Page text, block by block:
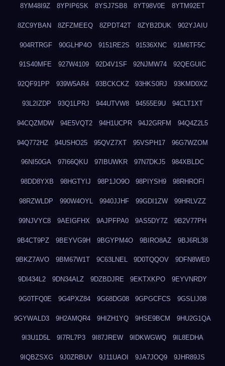
8YM48I9Z 8YPIP6SK 8YSJ7SB8 8YT98V0E 8YTM92ET
8ZC9YBAN 8ZFZMEEQ 8ZPDT42T 8ZYB2DUK 902YJAIU
904RTRGF 90GLHP4O 9151RE2S 91536XNC 91M6TF5C
91S40MFE 927W4109 92D4V1SF 92NJMW74 92QEGUIC
92QF91PP 939W5AR4 93BCKCKZ 93HKS0RJ 93KMD0XZ
93L2IZDP 93Q1LPRJ 944UTVW8 94555E9U 94CLT1XT
94CQZMDW 94E5VQT2 94H1UCPR 94J2GRFM 94Q4Z2L5
94Q772HZ 94USHO25 95QVZ7XT 95VSPH17 96G7WZOM
96NI50GA 97I66QKU 97IBUWKR 97N7DKJ5 984XBLDC
98DD8YXB 98HGTYIJ 98P1JO9O 98PIYSH9 98RHROFI
98RZWLDP 990W4OYL 9940JJHF 99GDI1ZW 99HRLVZZ
99NJVYC8 9AEIGFHX 9AJPFPA0 9AS5DY7Z 9B2V77PH
9B4CT9PZ 9BEYVG9H 9BGYPM4O 9BIRO8AZ 9BJ6RL38
9BKZ7AVO 9BM67W1T 9C63LNEL 9D0TQQOV 9DFN8WE0
9DI434L2 9DN34ALZ 9DZBDJRE 9EKTXKPO 9EYVNRDY
9G0TFQ0E 9G4PXZ84 9G68DG08 9GPGCFCS 9GSLIJ08
9GYWALD3 9H2AMQR4 9HIZH1YQ 9HSE9BCM 9HU2G1QA
9I3U1D5L 9I7RL7P3 9I87JREW 9IDKWGWQ 9IL8EDHA
9IQBZSXG 9J0ZRBUV 9J11UAOI 9JA7JOQ9 9JHR89JS